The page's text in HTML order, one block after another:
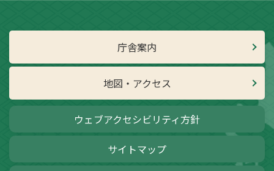
庁舎案内
地図・アクセス
ウェブアクセシビリティ方針
サイトマップ